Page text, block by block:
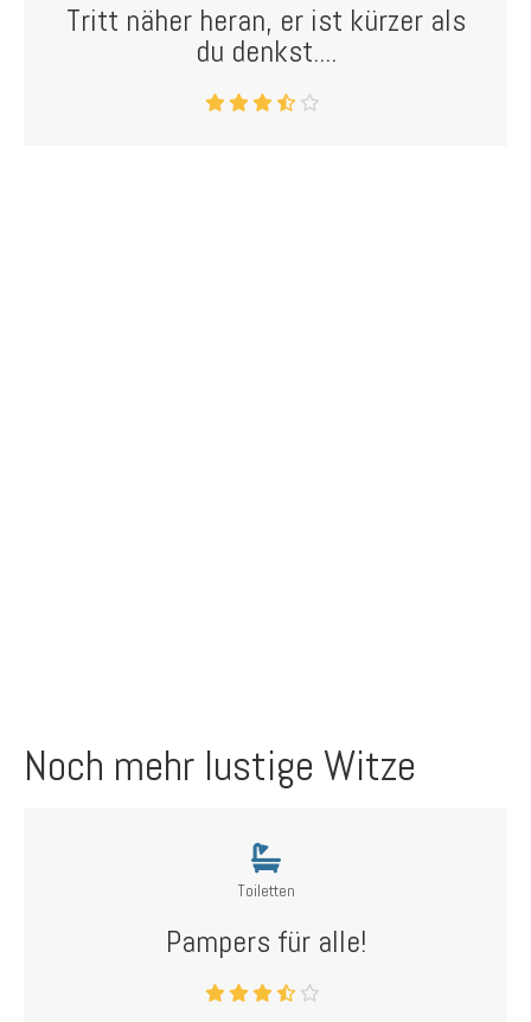
Tritt näher heran, er ist kürzer als
du denkst....
Noch mehr lustige Witze
Toiletten
Pampers für alle!